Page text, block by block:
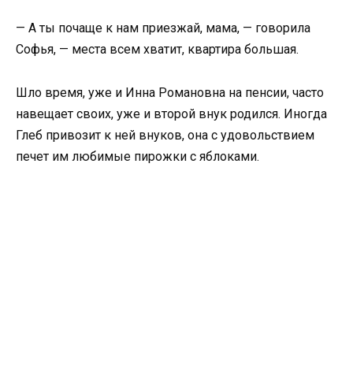
— А ты почаще к нам приезжай, мама, — говорила
Софья, — места всем хватит, квартира большая.
Шло время, уже и Инна Романовна на пенсии, часто
навещает своих, уже и второй внук родился. Иногда
Глеб привозит к ней внуков, она с удовольствием
печет им любимые пирожки с яблоками.